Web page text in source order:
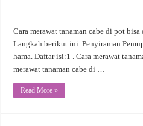
Cara merawat tanaman cabe di pot
Langkah berikut ini. Penyiraman
hama. Daftar isi:1 . Cara merawat
merawat tanaman cabe di …
Read More »